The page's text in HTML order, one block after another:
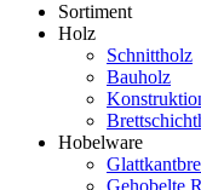
Sortiment
Holz
Schnittholz
Bauholz
Hobelware
Gehobelte